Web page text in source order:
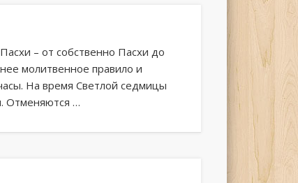
– от собственно Пасхи до
молитвенное правило и
На время Светлой седмицы
Отменяются …